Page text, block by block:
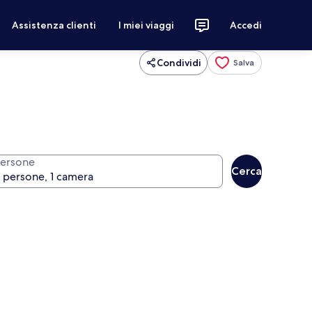
Assistenza clienti I miei viaggi Accedi
Condividi Salva
Cerca